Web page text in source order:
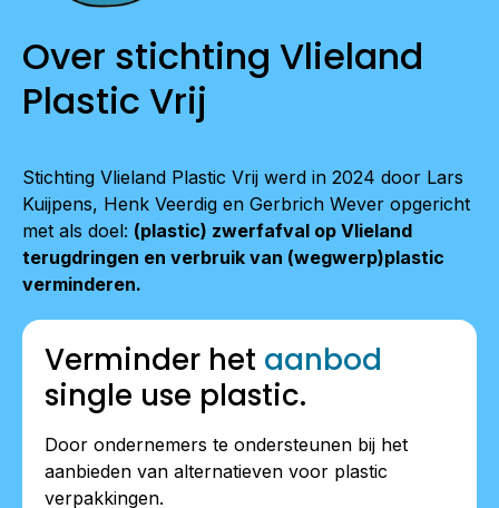
Over stichting Vlieland
Plastic Vrij
Stichting Vlieland Plastic Vrij werd in 2024 door Lars
Kuijpens, Henk Veerdig en Gerbrich Wever opgericht
met als doel: (plastic) zwerfafval op Vlieland
terugdringen en verbruik van (wegwerp)plastic
verminderen.
Verminder het aanbod
single use plastic.
Door ondernemers te ondersteunen bij het
aanbieden van alternatieven voor plastic
verpakkingen.